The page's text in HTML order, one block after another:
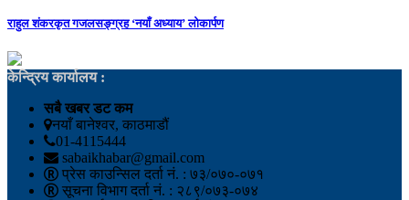
राहुल शंकरकृत गजलसङ्ग्रह ‘नयाँ अध्याय’ लोकार्पण
केन्द्रिय कार्यालय :
सबै खबर डट कम
नयाँ बानेश्वर, काठमाडौं
01-4115444
sabaikhabar@gmail.com
प्रेस काउन्सिल दर्ता नं. : ७३/०७०-०७१
सूचना विभाग दर्ता नं. : २८९/०७३-०७४